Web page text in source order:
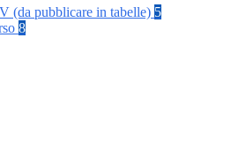
(da pubblicare in tabelle) 5
8